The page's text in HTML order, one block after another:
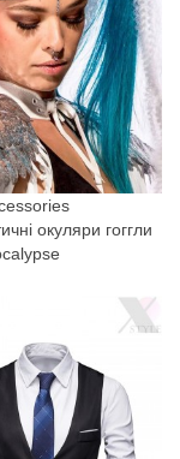
окуляри гоггли